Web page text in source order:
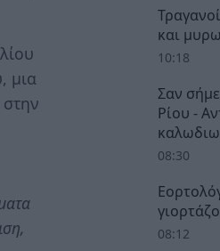
μια
και
10:18
Σαν
Ρίου -
08:30
08:12